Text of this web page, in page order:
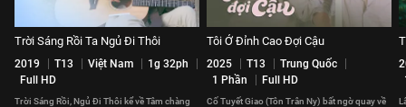
Trời Sáng Rồi Ta Ngủ Đi Thôi
2019 T13 Việt Nam
1g 32ph
Full HD
Trời Sáng Rồi, Ngủ Đi Thôi kể về Tâm chàng
Tôi Ở Đỉnh Cao Đợi Cậu
2025 T13
Trung Quốc
1 Phần
Full HD
Cố Tuyết Giao (Tôn Trân Ny) bất ngờ quay về